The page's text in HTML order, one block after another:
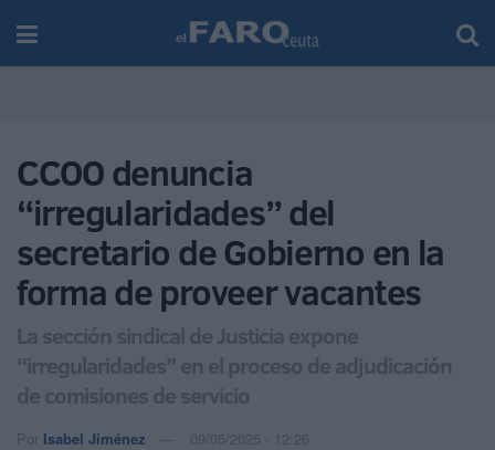
CCOO denuncia
“irregularidades” del
secretario de Gobierno en la
forma de proveer vacantes
La sección sindical de Justicia expone
“irregularidades” en el proceso de adjudicación
de comisiones de servicio
Por Isabel Jiménez 09/05/2025 - 12:26